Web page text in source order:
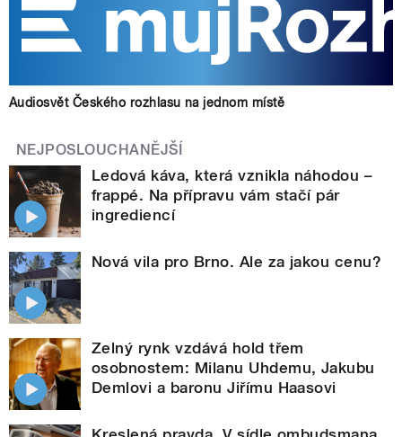
Audiosvět Českého rozhlasu na jednom místě
NEJPOSLOUCHANĚJŠÍ
Ledová káva, která vznikla náhodou –
frappé. Na přípravu vám stačí pár
ingrediencí
Nová vila pro Brno. Ale za jakou cenu?
Zelný rynk vzdává hold třem
osobnostem: Milanu Uhdemu, Jakubu
Demlovi a baronu Jiřímu Haasovi